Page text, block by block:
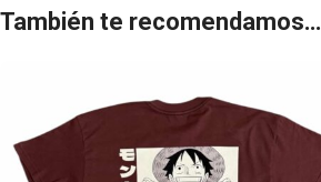
También te recomendamos…